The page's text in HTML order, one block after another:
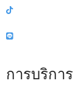
การบริการ